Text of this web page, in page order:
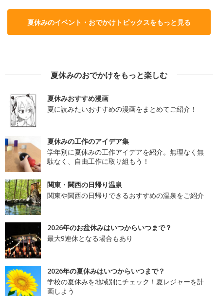
夏休みのイベント・おでかけトピックスをもっと見る
夏休みのおでかけをもっと楽しむ
夏休みおすすめ漫画
夏に読みたいおすすめの漫画をまとめてご紹介！
夏休みの工作のアイデア集
学年別に夏休みの工作アイデアを紹介。無理なく無
駄なく、自由工作に取り組もう！
関東・関西の日帰り温泉
関東や関西の日帰りできるおすすめの温泉をご紹介
2026年のお盆休みはいつからいつまで？
最大9連休となる場合もあり
2026年の夏休みはいつからいつまで？
学校の夏休みを地域別にチェック！夏レジャーを計
画しよう